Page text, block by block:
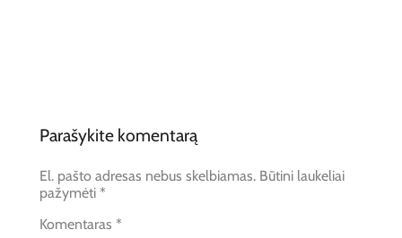
Parašykite komentarą
El. pašto adresas nebus skelbiamas. Būtini laukeliai
pažymėti *
Komentaras *